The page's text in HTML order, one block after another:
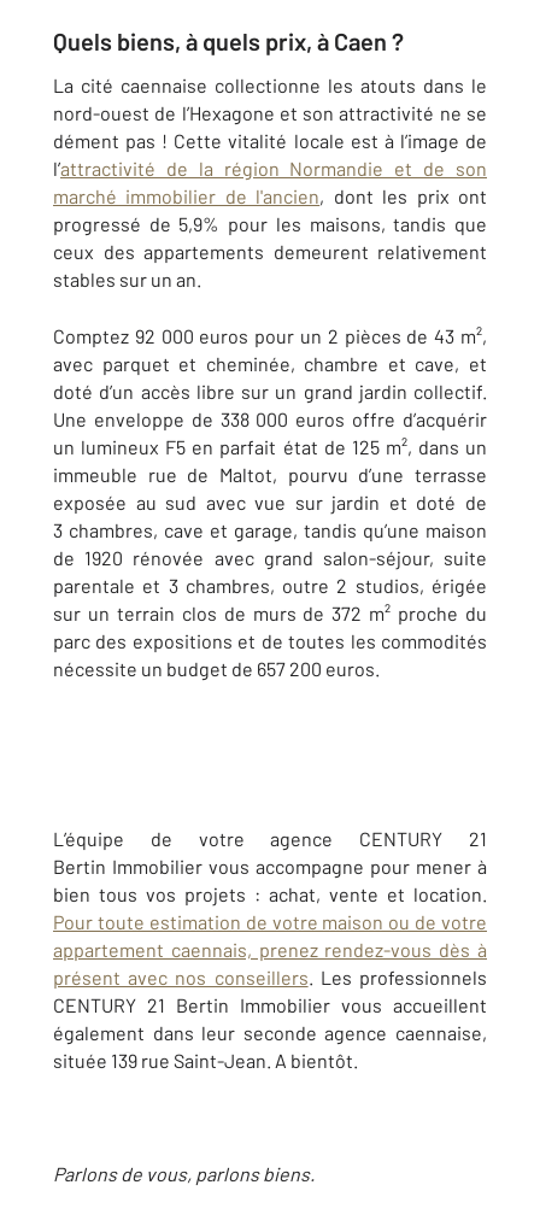
Quels biens, à quels prix, à Caen ?
La cité caennaise collectionne les atouts dans le
nord-ouest de l’Hexagone et son attractivité ne se
dément pas ! Cette vitalité locale est à l’image de
l’attractivité de la région Normandie et de son
marché immobilier de l'ancien, dont les prix ont
progressé de 5,9% pour les maisons, tandis que
ceux des appartements demeurent relativement
stables sur un an.
Comptez 92 000 euros pour un 2 pièces de 43 m²,
avec parquet et cheminée, chambre et cave, et
doté d’un accès libre sur un grand jardin collectif.
Une enveloppe de 338 000 euros offre d’acquérir
un lumineux F5 en parfait état de 125 m², dans un
immeuble rue de Maltot, pourvu d’une terrasse
exposée au sud avec vue sur jardin et doté de
3 chambres, cave et garage, tandis qu’une maison
de 1920 rénovée avec grand salon-séjour, suite
parentale et 3 chambres, outre 2 studios, érigée
sur un terrain clos de murs de 372 m² proche du
parc des expositions et de toutes les commodités
nécessite un budget de 657 200 euros.
L’équipe de votre agence CENTURY 21
Bertin Immobilier vous accompagne pour mener à
bien tous vos projets : achat, vente et location.
Pour toute estimation de votre maison ou de votre
appartement caennais, prenez rendez-vous dès à
présent avec nos conseillers. Les professionnels
CENTURY 21 Bertin Immobilier vous accueillent
également dans leur seconde agence caennaise,
située 139 rue Saint-Jean. A bientôt.
Parlons de vous, parlons biens.